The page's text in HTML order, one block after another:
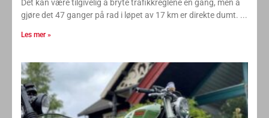
Det kan være tilgivelig å bryte trafikkreglene en gang, men å
gjøre det 47 ganger på rad i løpet av 17 km er direkte dumt.
Les mer »